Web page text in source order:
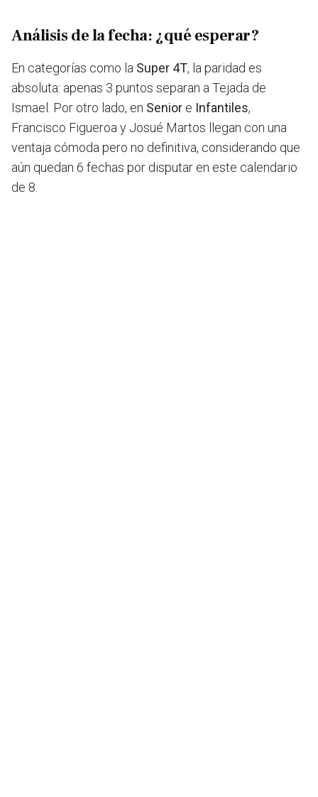
Análisis de la fecha: ¿qué esperar?
En categorías como la Super 4T, la paridad es
absoluta: apenas 3 puntos separan a Tejada de
Ismael. Por otro lado, en Senior e Infantiles,
Francisco Figueroa y Josué Martos llegan con una
ventaja cómoda pero no definitiva, considerando que
aún quedan 6 fechas por disputar en este calendario
de 8.